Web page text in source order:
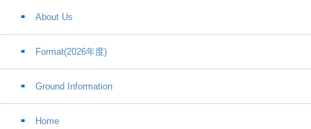
About Us
Format(2026年度)
Ground Information
Home